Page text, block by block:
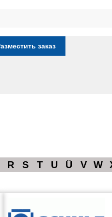
заказ
R S T U Ü V W